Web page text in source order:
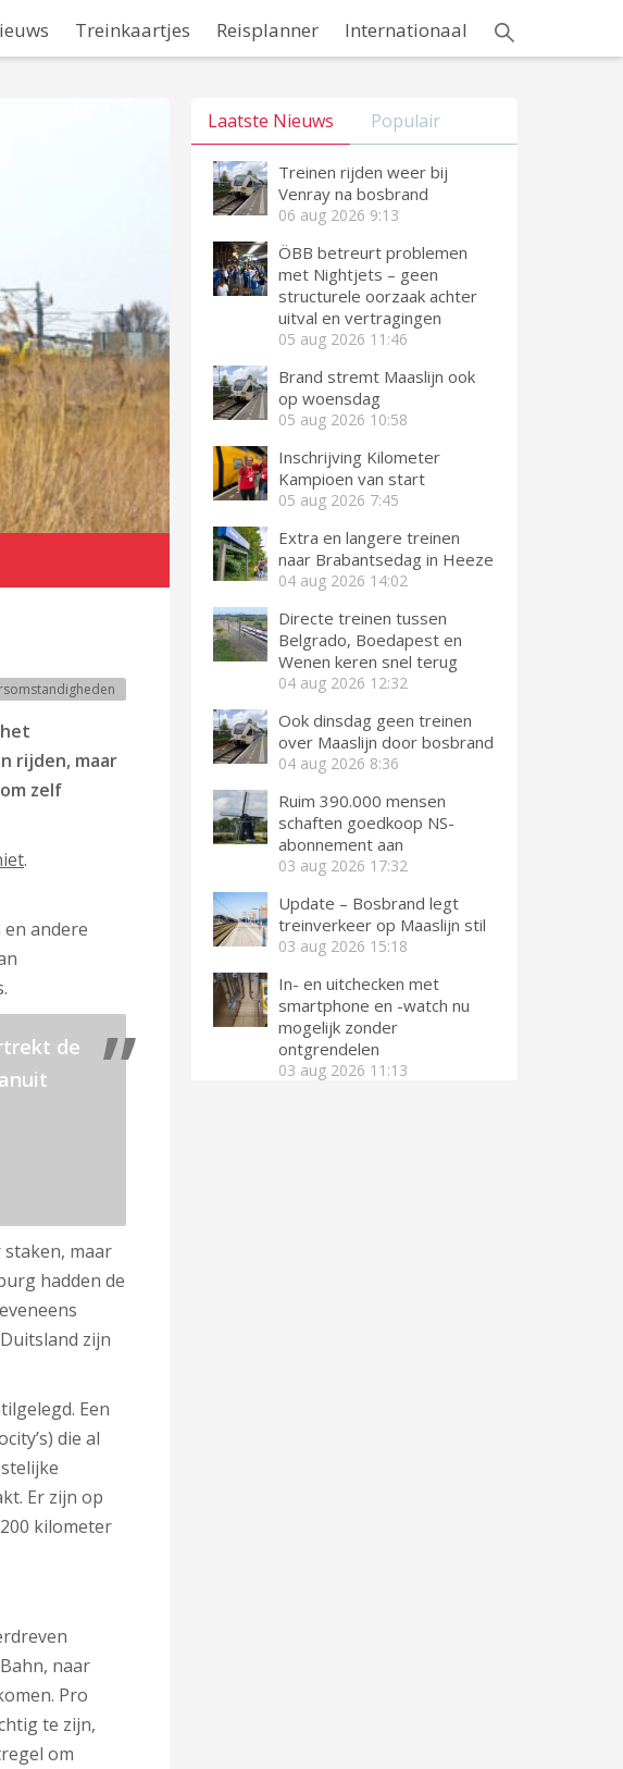
Treinkaartjes Reisplanner Internationaal
rijden, maar
zelf
.
andere
de
maar
hadden de
zijn
Een
die al
Er zijn op
kilometer
naar
Pro
te zijn,
om
Laatste Nieuws Populair
Treinen rijden weer bij
Venray na bosbrand
06 aug 2026 9:13
ÖBB betreurt problemen
met Nightjets – geen
structurele oorzaak achter
uitval en vertragingen
05 aug 2026 11:46
Brand stremt Maaslijn ook
op woensdag
05 aug 2026 10:58
Inschrijving Kilometer
Kampioen van start
05 aug 2026 7:45
Extra en langere treinen
naar Brabantsedag in Heeze
04 aug 2026 14:02
Directe treinen tussen
Belgrado, Boedapest en
Wenen keren snel terug
04 aug 2026 12:32
Ook dinsdag geen treinen
over Maaslijn door bosbrand
04 aug 2026 8:36
Ruim 390.000 mensen
schaften goedkoop NS-
abonnement aan
03 aug 2026 17:32
Update – Bosbrand legt
treinverkeer op Maaslijn stil
03 aug 2026 15:18
In- en uitchecken met
smartphone en -watch nu
mogelijk zonder
ontgrendelen
03 aug 2026 11:13